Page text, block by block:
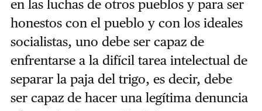
en las luchas de otros pueblos y para ser
honestos con el pueblo y con los ideales
socialistas, uno debe ser capaz de
enfrentarse a la difícil tarea intelectual de
separar la paja del trigo, es decir, debe
ser capaz de hacer una legítima denuncia